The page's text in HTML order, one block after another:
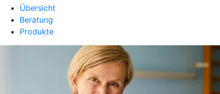
Übersicht
Beratung
Produkte